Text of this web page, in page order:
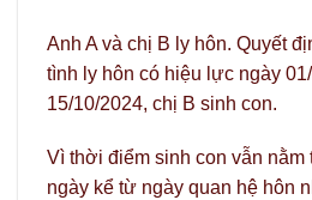
Anh A và chị B ly hôn. Quyết
tình ly hôn có hiệu lực ngày
15/10/2024, chị B sinh con.
Vì thời điểm sinh con vẫn nằm
ngày kể từ ngày quan hệ hôn